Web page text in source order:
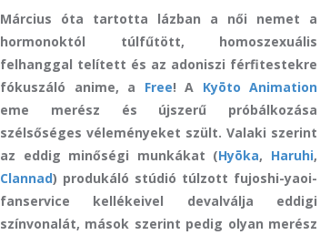
Március óta tartotta lázban a női nemet a
hormonoktól túlfűtött, homoszexuális
felhanggal telített és az adoniszi férfitestekre
fókuszáló anime, a Free! A Kyōto Animation
eme merész és újszerű próbálkozása
szélsőséges véleményeket szült. Valaki szerint
az eddig minőségi munkákat (Hyōka, Haruhi,
Clannad) produkáló stúdió túlzott fujoshi-yaoi-
fanservice kellékeivel devalválja eddigi
színvonalát, mások szerint pedig olyan merész